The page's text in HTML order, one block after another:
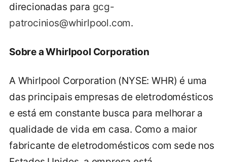
direcionadas para gcg-
patrocinios@whirlpool.com.
Sobre a Whirlpool Corporation
A Whirlpool Corporation (NYSE: WHR) é uma
das principais empresas de eletrodomésticos
e está em constante busca para melhorar a
qualidade de vida em casa. Como a maior
fabricante de eletrodomésticos com sede nos